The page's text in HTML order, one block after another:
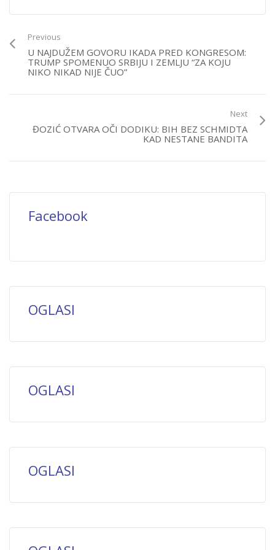
Previous
U NAJDUŽEM GOVORU IKADA PRED KONGRESOM:
TRUMP SPOMENUO SRBIJU I ZEMLJU “ZA KOJU
NIKO NIKAD NIJE ČUO”
Next
ĐOZIĆ OTVARA OČI DODIKU: BIH BEZ SCHMIDTA
KAD NESTANE BANDITA
Facebook
OGLASI
OGLASI
OGLASI